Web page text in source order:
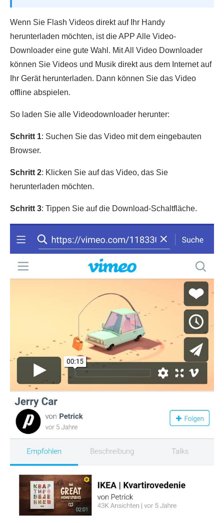
Wenn Sie Flash Videos direkt auf Ihr Handy
herunterladen möchten, ist die APP Alle Video-
Downloader eine gute Wahl. Mit All Video Downloader
können Sie Videos und Musik direkt aus dem Internet auf
Ihr Gerät herunterladen. Dann können Sie das Video
offline abspielen.
So laden Sie alle Videodownloader herunter:
Schritt 1: Suchen Sie das Video mit dem eingebauten
Browser.
Schritt 2: Klicken Sie auf das Video, das Sie
herunterladen möchten.
Schritt 3: Tippen Sie auf die Download-Schaltfläche.